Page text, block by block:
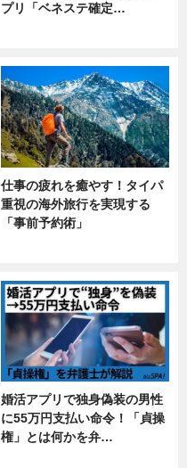
プリ「ベネステ確定…
仕事の疲れを癒やす！タイパ
重視の海外旅行を実現する
「事前予約術」
婚活アプリで独身偽装の男性
に55万円支払い命令！「貞操
権」とは何かを弁…